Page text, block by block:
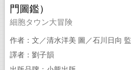
門圖鑑）
細胞タウン大冒険
作者：文／清水洋美 圖／石川日向
譯者：劉子韻